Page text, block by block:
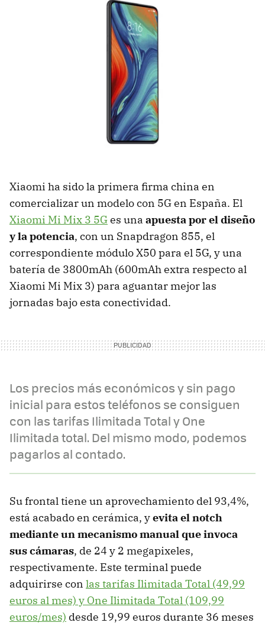
Xiaomi ha sido la primera firma china en
comercializar un modelo con 5G en España. El
Xiaomi Mi Mix 3 5Ges una apuesta por el diseño
y la potencia, con un Snapdragon 855, el
correspondiente módulo X50 para el 5G, y una
batería de 3800mAh (600mAh extra respecto al
Xiaomi Mi Mix 3) para aguantar mejor las
jornadas bajo esta conectividad.
Los precios más económicos y sin pago
inicial para estos teléfonos se consiguen
con las tarifas Ilimitada Total y One
Ilimitada total. Del mismo modo, podemos
pagarlos al contado.
Su frontal tiene un aprovechamiento del 93,4%,
está acabado en cerámica, yevita el notch
mediante un mecanismo manual que invoca
sus cámaras, de 24 y 2 megapixeles,
respectivamente. Este terminal puede
adquirirse con las tarifas Ilimitada Total (49,99
euros al mes) y One Ilimitada Total (109,99
euros/mes) desde 19,99 euros durante 36 meses